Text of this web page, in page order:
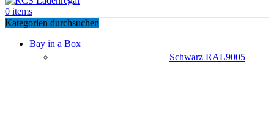
0 items
Kategorien durchsuchen
Bay in a Box
Schwarz RAL9005